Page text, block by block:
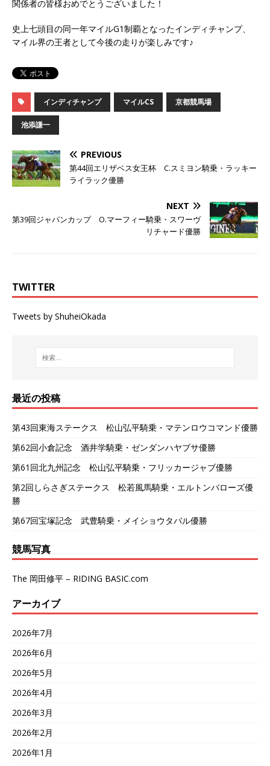
関係者の皆様おめでとうございました！
史上七頭目の同一年マイルG1制覇となったインディチャンプ、
マイル界の王者として今後の走りが楽しみです♪
インディチャンプ マイルCS 京都競馬場
池添謙一
PREVIOUS
第44回エリザベス女王杯 C.スミヨン騎乗・ラッキー
ライラック優勝
NEXT
第39回ジャパンカップ O.マーフィー騎乗・スワーヴ
リチャード優勝
TWITTER
Tweets by ShuheiOkada
最近の投稿
第43回東海ステークス 松山弘平騎乗・マテンロウコマンド優勝
第62回小倉記念 酒井学騎乗・ゼンダンハヤブサ優勝
第61回北九州記念 松山弘平騎乗・フリッカージャブ優勝
第2回しらさぎステークス 松若風馬騎乗・エルトンバローズ優
勝
第67回宝塚記念 武豊騎乗・メイショウタバル優勝
競馬写真
The 岡田修平 – RIDING BASIC.com
アーカイブ
2026年7月
2026年6月
2026年5月
2026年4月
2026年3月
2026年2月
2026年1月